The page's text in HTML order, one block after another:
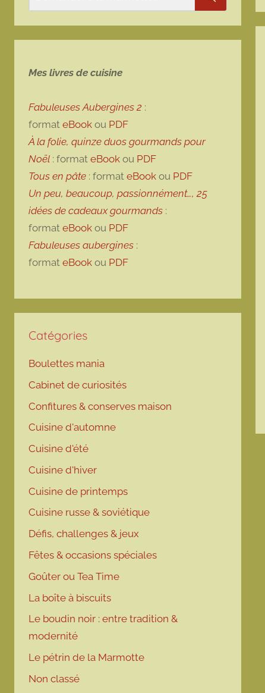
Rechercher
Mes livres de cuisine
Fabuleuses Aubergines 2 :
format eBook ou PDF
À la folie, quinze duos gourmands pour
Noël : format eBook ou PDF
Tous en pâte : format eBook ou PDF
Un peu, beaucoup, passionnément…, 25
idées de cadeaux gourmands :
format eBook ou PDF
Fabuleuses aubergines :
format eBook ou PDF
Catégories
Boulettes mania
Cabinet de curiosités
Confitures & conserves maison
Cuisine d'automne
Cuisine d'été
Cuisine d'hiver
Cuisine de printemps
Cuisine russe & soviétique
Défis, challenges & jeux
Fêtes & occasions spéciales
Goûter ou Tea Time
La boîte à biscuits
Le boudin noir : entre tradition &
modernité
Le pétrin de la Marmotte
Non classé